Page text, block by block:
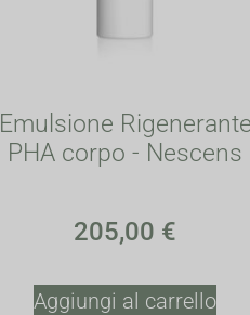
Emulsione Rigenerante
PHA corpo - Nescens
205,00 €
Aggiungi al carrello